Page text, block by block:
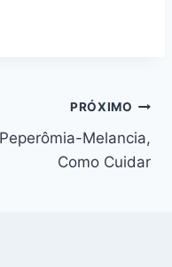
PRÓXIMO
Peperômia-Melancia,
Como Cuidar